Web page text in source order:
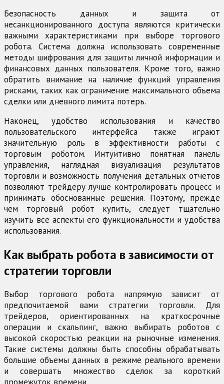
Безопасность данных и защита от
несанкционированного доступа являются критически
важными характеристиками при выборе торгового
робота. Система должна использовать современные
методы шифрования для защиты личной информации и
финансовых данных пользователя. Кроме того, важно
обратить внимание на наличие функций управления
рисками, таких как ограничение максимального объема
сделки или дневного лимита потерь.
Наконец, удобство использования и качество
пользовательского интерфейса также играют
значительную роль в эффективности работы с
торговым роботом. Интуитивно понятная панель
управления, наглядная визуализация результатов
торговли и возможность получения детальных отчетов
позволяют трейдеру лучше контролировать процесс и
принимать обоснованные решения. Поэтому, прежде
чем торговый робот купить, следует тщательно
изучить все аспекты его функциональности и удобства
использования.
Как выбрать робота в зависимости от
стратегии торговли
Выбор торгового робота напрямую зависит от
предпочитаемой вами стратегии торговли. Для
трейдеров, ориентированных на краткосрочные
операции и скальпинг, важно выбирать роботов с
высокой скоростью реакции на рыночные изменения.
Такие системы должны быть способны обрабатывать
большие объемы данных в режиме реального времени
и совершать множество сделок за короткий